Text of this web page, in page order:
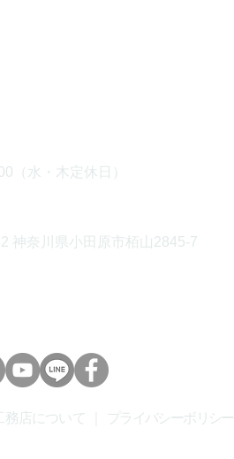
（水・木定休日）
神奈川県小田原市栢山2845-7
務店について プライバシーボリシー